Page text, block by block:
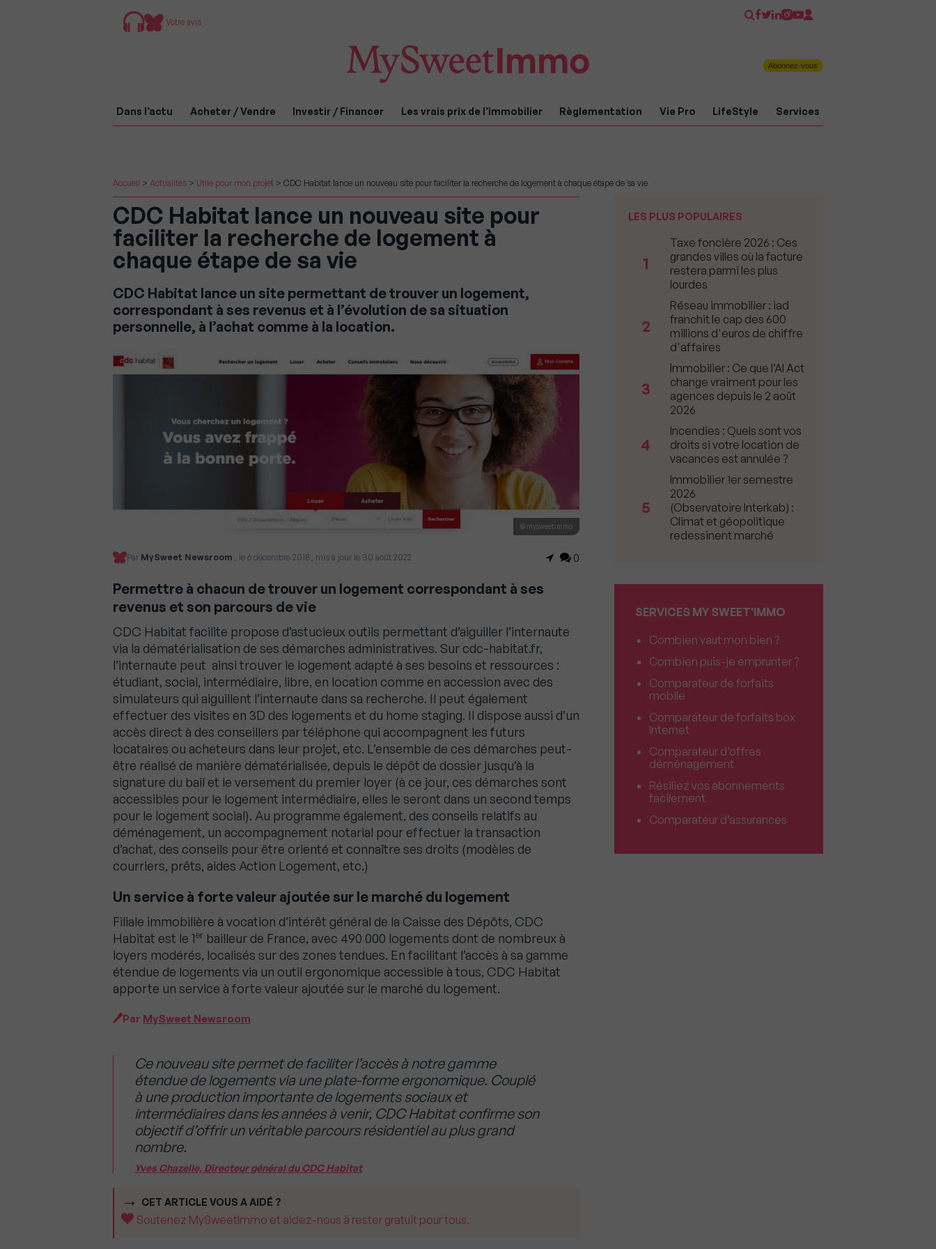
Votre avis
Abonnez-vous
Dans l’actu Acheter / Vendre Investir / Financer Les vrais prix de l’immobilier Règlementation Vie Pro LifeStyle Services
Accueil > Actualités > Utile pour mon projet > CDC Habitat lance un nouveau site pour faciliter la recherche de logement à chaque étape de sa vie
CDC Habitat lance un nouveau site pour
faciliter la recherche de logement à
chaque étape de sa vie
CDC Habitat lance un site permettant de trouver un logement,
correspondant à ses revenus et à l’évolution de sa situation
personnelle, à l’achat comme à la location.
© mysweetimmo
Par MySweet Newsroom , le 6 décembre 2018, mis à jour le 30 août 2022 0
Permettre à chacun de trouver un logement correspondant à ses
revenus et son parcours de vie
CDC Habitat facilite propose d’astucieux outils permettant d’aiguiller l’internaute
via la dématérialisation de ses démarches administratives. Sur cdc-habitat.fr,
l’internaute peut ainsi trouver le logement adapté à ses besoins et ressources :
étudiant, social, intermédiaire, libre, en location comme en accession avec des
simulateurs qui aiguillent l’internaute dans sa recherche. Il peut également
effectuer des visites en 3D des logements et du home staging. Il dispose aussi d’un
accès direct à des conseillers par téléphone qui accompagnent les futurs
locataires ou acheteurs dans leur projet, etc. L’ensemble de ces démarches peut-
être réalisé de manière dématérialisée, depuis le dépôt de dossier jusqu’à la
signature du bail et le versement du premier loyer (à ce jour, ces démarches sont
accessibles pour le logement intermédiaire, elles le seront dans un second temps
pour le logement social). Au programme également, des conseils relatifs au
déménagement, un accompagnement notarial pour effectuer la transaction
d’achat, des conseils pour être orienté et connaître ses droits (modèles de
courriers, prêts, aides Action Logement, etc.)
Un service à forte valeur ajoutée sur le marché du logement
Filiale immobilière à vocation d’intérêt général de la Caisse des Dépôts, CDC
Habitat est le 1er bailleur de France, avec 490 000 logements dont de nombreux à
loyers modérés, localisés sur des zones tendues. En facilitant l’accès à sa gamme
étendue de logements via un outil ergonomique accessible à tous, CDC Habitat
apporte un service à forte valeur ajoutée sur le marché du logement.
Par MySweet Newsroom
Ce nouveau site permet de faciliter l’accès à notre gamme
étendue de logements via une plate-forme ergonomique. Couplé
à une production importante de logements sociaux et
intermédiaires dans les années à venir, CDC Habitat confirme son
objectif d’offrir un véritable parcours résidentiel au plus grand
nombre.
Yves Chazelle, Directeur général du CDC Habitat
CET ARTICLE VOUS A AIDÉ ?
Soutenez MySweetImmo et aidez-nous à rester gratuit pour tous.
LES PLUS POPULAIRES
1
Taxe foncière 2026 : Ces
grandes villes où la facture
restera parmi les plus
lourdes
2
Réseau immobilier : iad
franchit le cap des 600
millions d'euros de chiffre
d'affaires
3
Immobilier : Ce que l’AI Act
change vraiment pour les
agences depuis le 2 août
2026
4
Incendies : Quels sont vos
droits si votre location de
vacances est annulée ?
5
Immobilier 1er semestre
2026
(Observatoire Interkab) :
Climat et géopolitique
redessinent marché
SERVICES MY SWEET'IMMO
Combien vaut mon bien ?
Combien puis-je emprunter ?
Comparateur de forfaits
mobile
Comparateur de forfaits box
Internet
Comparateur d’offres
déménagement
Résiliez vos abonnements
facilement
Comparateur d’assurances